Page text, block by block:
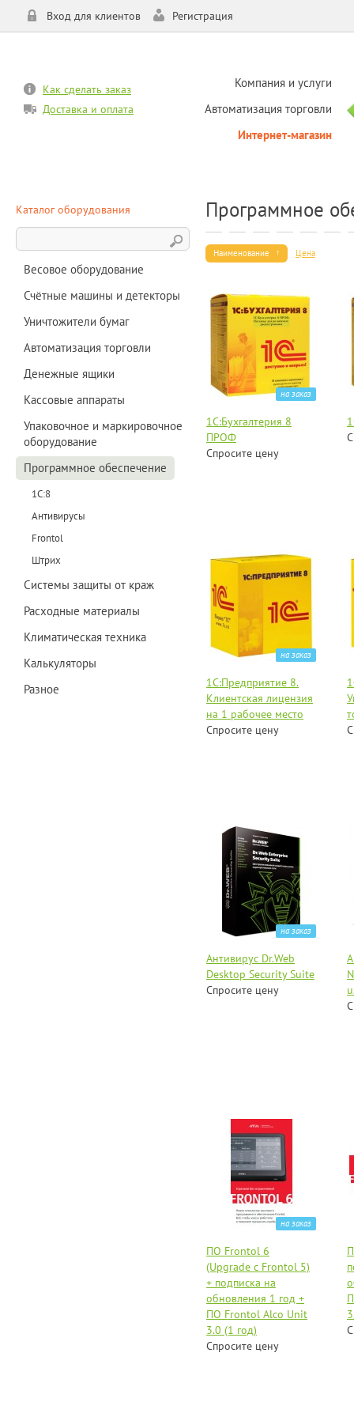
Вход для клиентов Регистрация
Как сделать заказ
Доставка и оплата
Компания и услуги
Автоматизация торговли
Интернет-магазин
Каталог оборудования
Весовое оборудование
Счётные машины и детекторы
Уничтожители бумаг
Автоматизация торговли
Денежные ящики
Кассовые аппараты
Упаковочное и маркировочное
оборудование
Программное обеспечение
1С:8
Антивирусы
Frontol
Штрих
Системы защиты от краж
Расходные материалы
Климатическая техника
Калькуляторы
Разное
Программное
Наименование Цена
1C:Бухгалтерия 8
ПРОФ
на заказ
Спросите цену
1С:Предприятие 8.
Клиентская лицензия
на 1 рабочее место
на заказ
Спросите цену
Антивирус Dr.Web
Desktop Security Suite
на заказ
Спросите цену
ПО Frontol 6
(Upgrade с Frontol 5)
+ подписка на
обновления 1 год +
ПО Frontol Alco Unit
3.0 (1 год)
на заказ
Спросите цену